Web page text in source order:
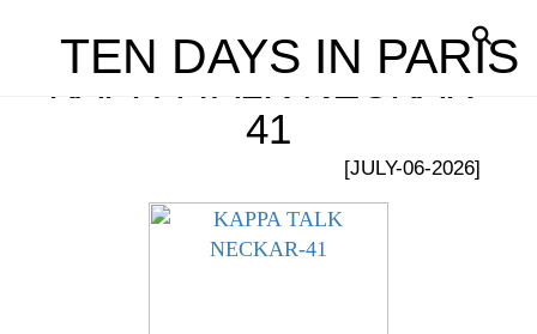
TEN DAYS IN PARIS
KAPPA TALK NECKAR-
41
[JULY-06-2026]